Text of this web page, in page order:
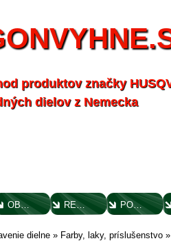
produktov značky
dielov z Nemecka
OBCHODNÉ PODMIENKY REKLAMAČNÝ PORIADOK POTVRDENIE O VYTKNUTÍ VADY
dielne » Farby, laky, príslušenstvo »